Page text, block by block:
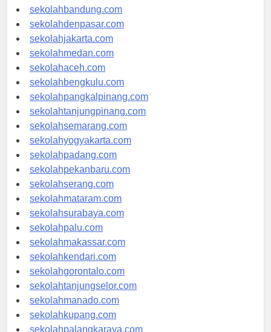
sekolahsamarinda.com
sekolahbandung.com
sekolahdenpasar.com
sekolahjakarta.com
sekolahmedan.com
sekolahaceh.com
sekolahbengkulu.com
sekolahpangkalpinang.com
sekolahtanjungpinang.com
sekolahsemarang.com
sekolahyogyakarta.com
sekolahpadang.com
sekolahpekanbaru.com
sekolahserang.com
sekolahmataram.com
sekolahsurabaya.com
sekolahpalu.com
sekolahmakassar.com
sekolahkendari.com
sekolahgorontalo.com
sekolahtanjungselor.com
sekolahmanado.com
sekolahkupang.com